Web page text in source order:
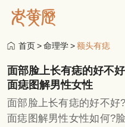
首页>命理学>额头有痣
面部脸上长有痣的好不
面痣图解男性女性
面部脸上长有痣的好不好
面痣图解男性女性如何?